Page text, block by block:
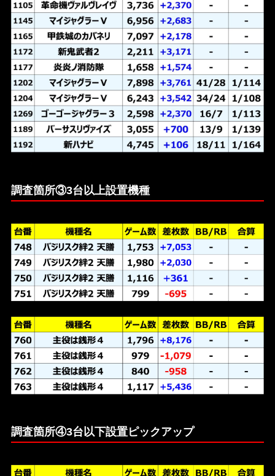
調査箇所③3台以上設置機種
調査箇所④3台以下設置ピックアップ